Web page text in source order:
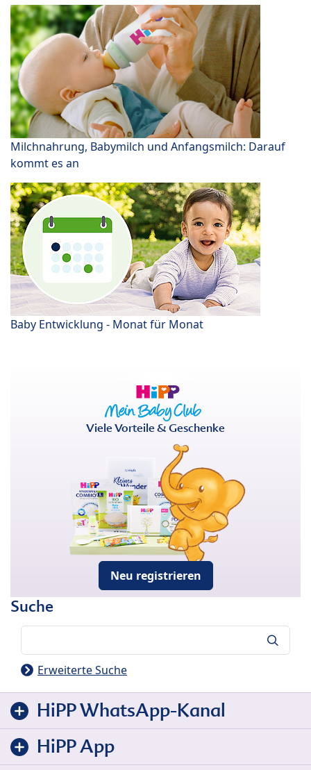
Milchnahrung, Babymilch und Anfangsmilch: Darauf
kommt es an
Baby Entwicklung - Monat für Monat
Viele Vorteile & Geschenke
Neu registrieren
Suche
Erweiterte Suche
HiPP WhatsApp-Kanal
HiPP App